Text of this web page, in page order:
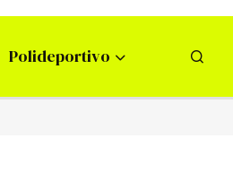
Polideportivo